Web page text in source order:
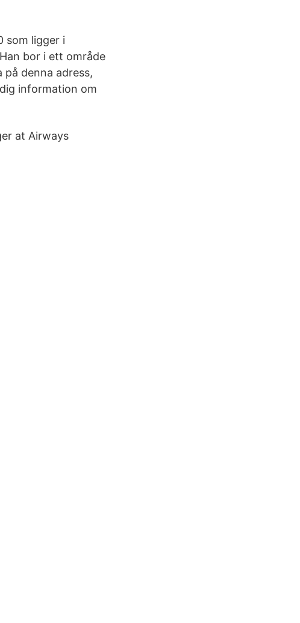
som ligger i
bor i ett område
denna adress,
information om
at Airways